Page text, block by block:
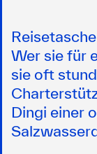
Wer sie für
sie oft
Dingi einer